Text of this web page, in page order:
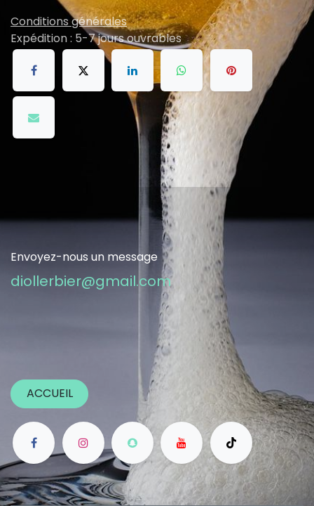
Conditions générales
Expédition : 5-7 jours ouvrables
Envoyez-nous un message
diollerbier@gmail.com
ACCUEIL